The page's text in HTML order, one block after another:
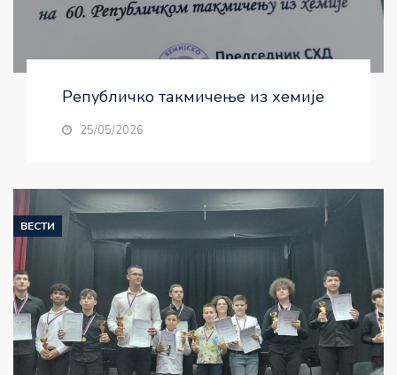
Републичко такмичење из хемије
25/05/2026
ВЕСТИ